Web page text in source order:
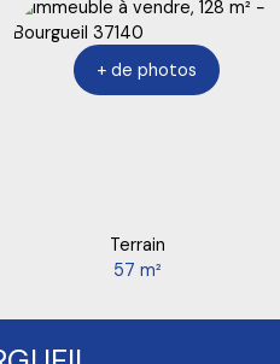
+ de photos
Terrain
57 m²